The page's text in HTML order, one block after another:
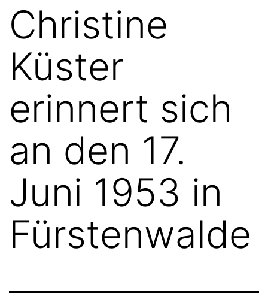
Christine
Küster
erinnert sich
an den 17.
Juni 1953 in
Fürstenwalde